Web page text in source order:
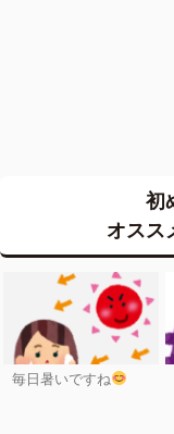
初
オスス
毎日暑いですね